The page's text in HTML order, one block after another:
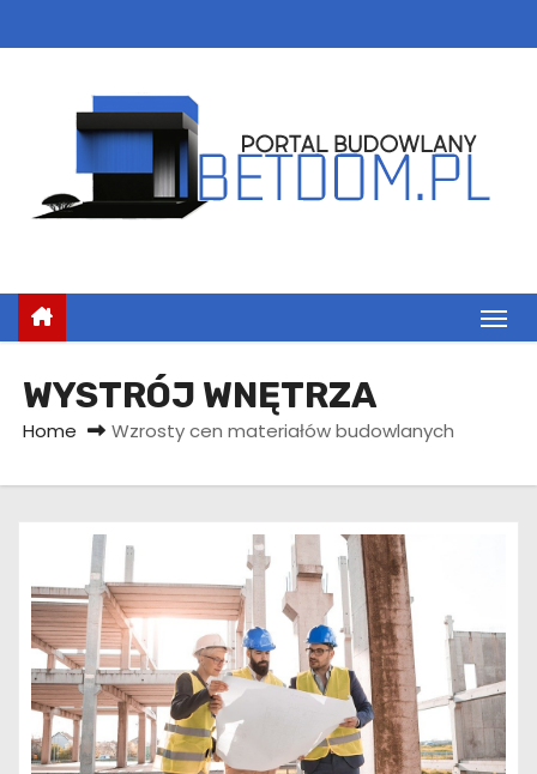
k
e
WYSTRÓJ WNĘTRZA
Home Wzrosty cen materiałów budowlanych